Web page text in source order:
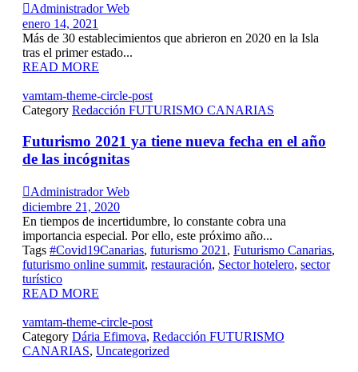
Administrador Web
enero 14, 2021
Más de 30 establecimientos que abrieron en 2020 en la Isla
tras el primer estado...
READ MORE
vamtam-theme-circle-post
Category Redacción FUTURISMO CANARIAS
Futurismo 2021 ya tiene nueva fecha en el año
de las incógnitas
Administrador Web
diciembre 21, 2020
En tiempos de incertidumbre, lo constante cobra una
importancia especial. Por ello, este próximo año...
Tags #Covid19Canarias, futurismo 2021 , Futurismo Canarias,
futurismo online summit, restauración, Sector hotelero, sector
turístico
READ MORE
vamtam-theme-circle-post
Category Dária Efimova, Redacción FUTURISMO
CANARIAS, Uncategorized